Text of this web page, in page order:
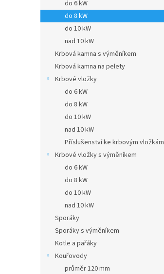
do 6 kW
do 8 kW
do 10 kW
nad 10 kW
Krbová kamna s výměníkem
Krbová kamna na pelety
Krbové vložky
do 6 kW
do 8 kW
do 10 kW
nad 10 kW
Příslušenství ke krbovým vložkám
Krbové vložky s výměníkem
do 6 kW
do 8 kW
do 10 kW
nad 10 kW
Sporáky
Sporáky s výměníkem
Kotle a pařáky
Kouřovody
průměr 120 mm